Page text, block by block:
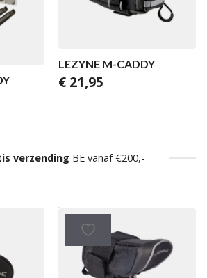
LEZYNE M-CADDY
€ 21,95
verzending BE vanaf €200,-